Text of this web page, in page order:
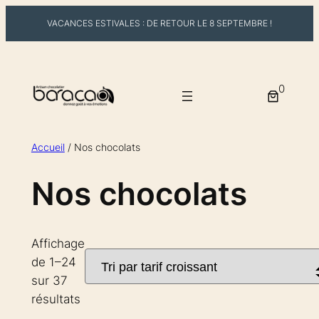
VACANCES ESTIVALES : DE RETOUR LE 8 SEPTEMBRE !
contenu
0
Accueil / Nos chocolats
Nos chocolats
Affichage
de 1–24
sur 37
résultatsTrié